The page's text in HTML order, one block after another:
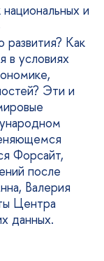
и
развития? Как
в условиях
Эти и
Форсайт,
после
Валерия
Центра
данных.